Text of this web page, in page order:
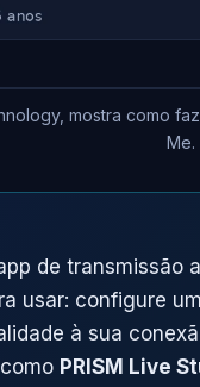
mostra como
Me.
de transmissão
usar: configure
à sua
PRISM Live